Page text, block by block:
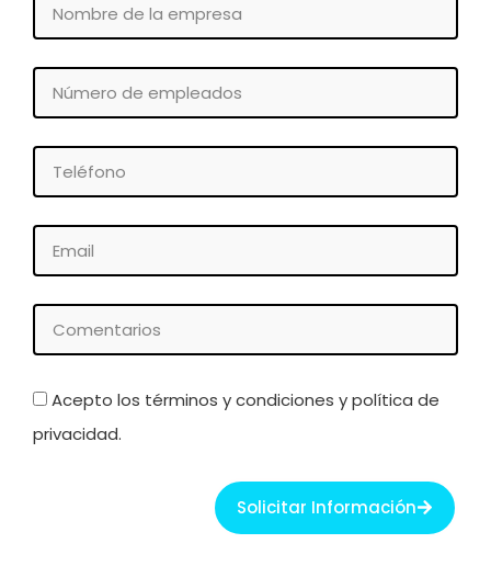
de
la
empresa
Número
de
empleados
Teléfono
Email
Comentarios
Acepto los términos y condiciones y política de
privacidad.
Solicitar Información